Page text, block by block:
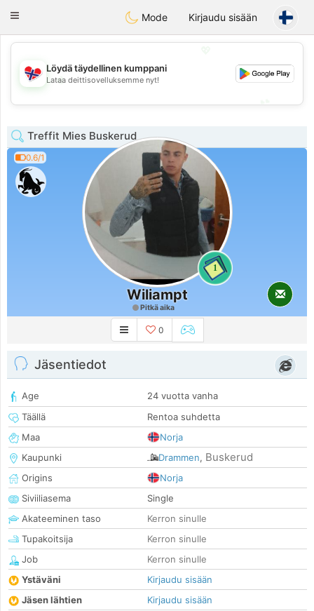
EkteNordmenn
Toggle
Mode Kirjaudu sisään
💖
💕
Löydä täydellinen kumppani
Lataa deittisovelluksemme nyt!
Treffit Mies Buskerud
0.6/1
1
Wiliampt
Pitkä aika
0
Jäsentiedot
Age
24 vuotta vanha
Täällä
Rentoa suhdetta
Maa
Norja
Kaupunki
Drammen, Buskerud
Origins
Norja
Siviiliasema
Single
Akateeminen taso
Kerron sinulle
Tupakoitsija
Kerron sinulle
Job
Kerron sinulle
Ystäväni
Kirjaudu sisään
Jäsen lähtien
Kirjaudu sisään